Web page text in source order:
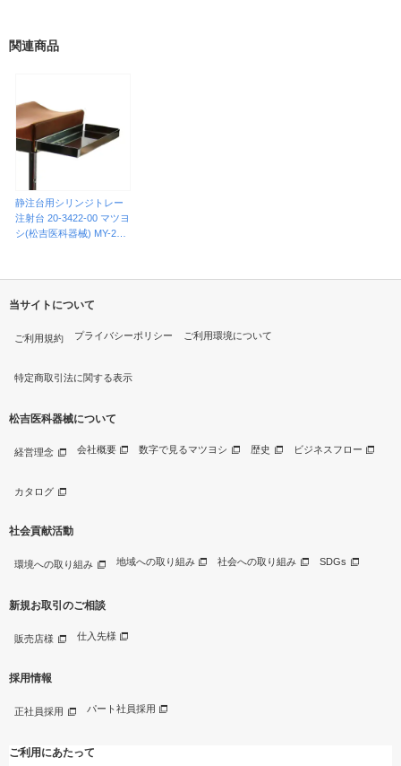
関連商品
静注台用シリンジトレー
注射台 20-3422-00 マツヨ
シ(松吉医科器械) MY-202
当サイトについて
ご利用規約 プライバシーポリシー ご利用環境について
特定商取引法に関する表示
松吉医科器械について
経営理念 会社概要 数字で見るマツヨシ 歴史 ビジネスフロー
カタログ
社会貢献活動
環境への取り組み 地域への取り組み 社会への取り組み SDGs
新規お取引のご相談
販売店様 仕入先様
採用情報
正社員採用 パート社員採用
ご利用にあたって